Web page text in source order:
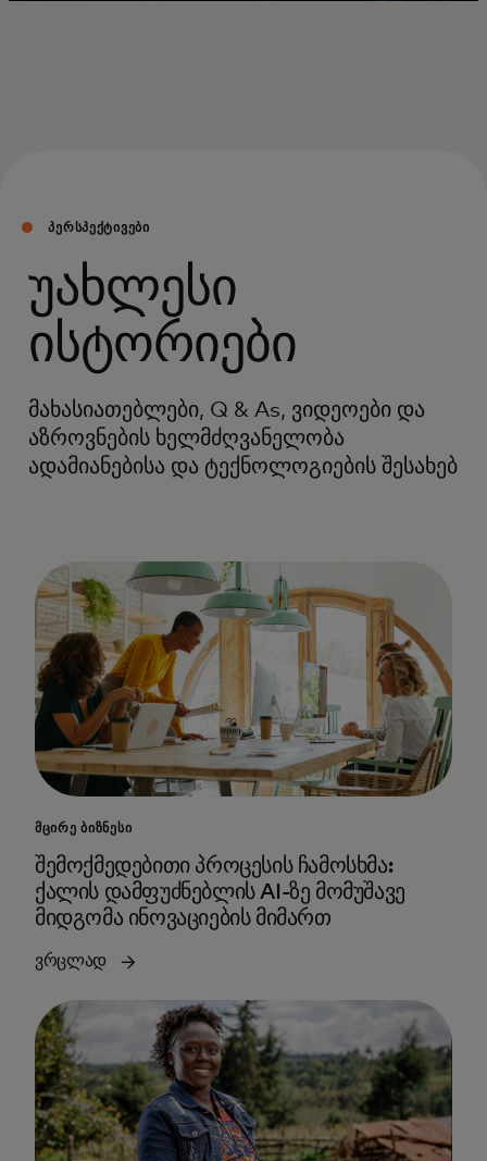
ᲞᲔᲠᲡᲞᲔᲥᲢᲘᲕᲔᲑᲘ
უახლესი
ისტორიები
მახასიათებლები, Q & As, ვიდეოები და
აზროვნების ხელმძღვანელობა
ადამიანებისა და ტექნოლოგიების შესახებ
ᲛᲪᲘᲠᲔ ᲑᲘᲖᲜᲔᲡᲘ
შემოქმედებითი პროცესის ჩამოსხმა:
ქალის დამფუძნებლის AI-ზე მომუშავე
მიდგომა ინოვაციების მიმართ
ვრცლად